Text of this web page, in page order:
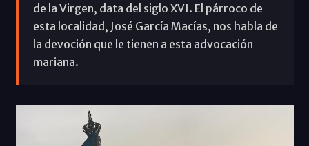
de la Virgen, data del siglo XVI. El párroco de
esta localidad, José García Macías, nos habla de
la devoción que le tienen a esta advocación
mariana.